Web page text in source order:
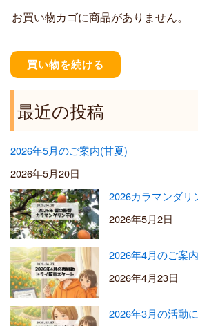
0
お買い物カゴに商品がありません。
買い物を続ける
最近の投稿
2026年5月のご案内(甘夏)
2026年5月20日
2026カラマンダリ
2026年5月2日
2026年4月のご案内
2026年4月23日
2026年3月の活動